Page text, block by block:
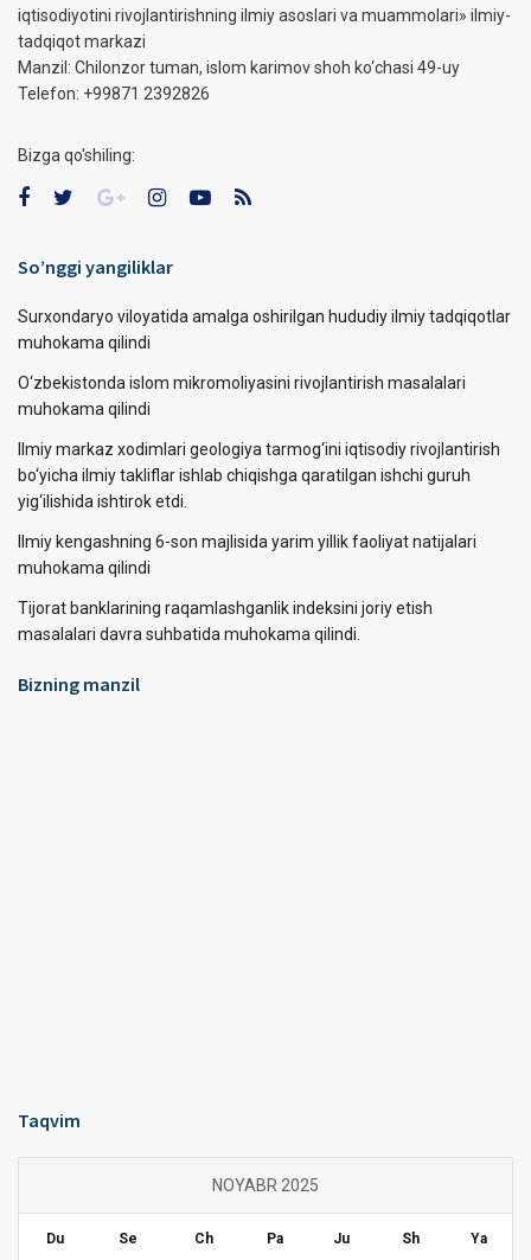
iqtisodiyotini rivojlantirishning ilmiy asoslari va muammolari» ilmiy-
tadqiqot markazi
Manzil: Chilonzor tuman, islom karimov shoh ko‘chasi 49-uy
Telefon: +99871 2392826
Bizga qo'shiling:
So’nggi yangiliklar
Surxondaryo viloyatida amalga oshirilgan hududiy ilmiy tadqiqotlar
muhokama qilindi
O‘zbekistonda islom mikromoliyasini rivojlantirish masalalari
muhokama qilindi
Ilmiy markaz xodimlari geologiya tarmog‘ini iqtisodiy rivojlantirish
bo‘yicha ilmiy takliflar ishlab chiqishga qaratilgan ishchi guruh
yig‘ilishida ishtirok etdi.
Ilmiy kengashning 6-son majlisida yarim yillik faoliyat natijalari
muhokama qilindi
Tijorat banklarining raqamlashganlik indeksini joriy etish
masalalari davra suhbatida muhokama qilindi.
Bizning manzil
Taqvim
NOYABR 2025
Du Se Ch Pa Ju Sh Ya